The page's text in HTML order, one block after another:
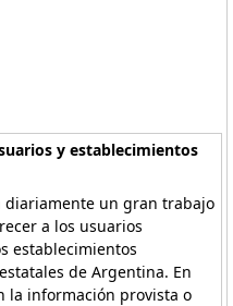
y establecimientos
diariamente un gran trabajo
a los usuarios
establecimientos
de Argentina. En
la información provista o